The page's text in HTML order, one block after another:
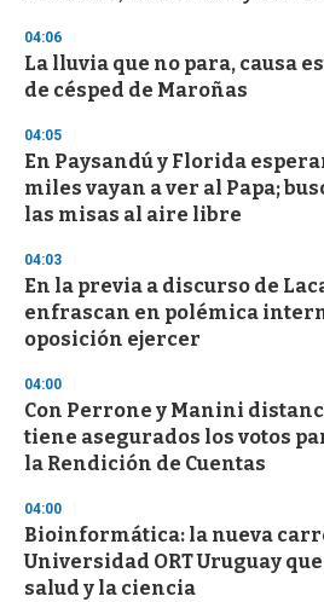
3
s
e
c
n
d
04:06
La lluvia que no para, causa
de césped de Maroñas
04:05
En Paysandú y Florida
miles vayan a ver al Papa;
las misas al aire libre
04:03
En la previa a discurso de
enfrascan en polémica
oposición ejercer
04:00
Con Perrone y Manini
tiene asegurados los votos
la Rendición de Cuentas
04:00
Bioinformática: la nueva
Universidad ORT Uruguay
salud y la ciencia